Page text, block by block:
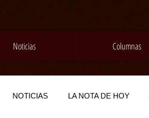
Noticias Columnas
NOTICIAS LA NOTA DE HOY